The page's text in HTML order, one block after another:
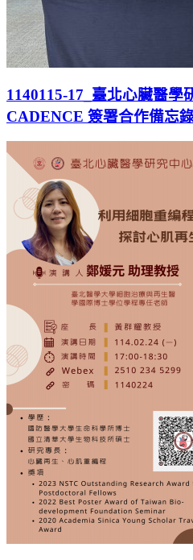
1140115-17_臺北心臟醫學
CADENCE 簽署合作備忘